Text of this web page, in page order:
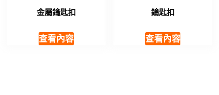
金屬鑰匙扣
查看內容
鑰匙扣
查看內容